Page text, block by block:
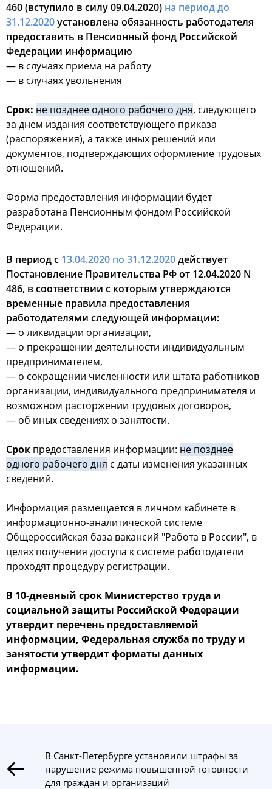
460 (вступило в силу 09.04.2020) на период до
31.12.2020установлена обязанность работодателя
предоставить в Пенсионный фонд Российской
Федерации информацию
— в случаях приема на работу
— в случаях увольнения
Срок: не позднее одного рабочего дня, следующего
за днем издания соответствующего приказа
(распоряжения), а также иных решений или
документов, подтверждающих оформление трудовых
отношений.
Форма предоставления информации будет
разработана Пенсионным фондом Российской
Федерации.
В период с 13.04.2020 по 31.12.2020действует
Постановление Правительства РФ от 12.04.2020 N
486, в соответствии с которым утверждаются
временные правила предоставления
работодателями следующей информации:
— о ликвидации организации,
— о прекращении деятельности индивидуальным
предпринимателем,
— о сокращении численности или штата работников
организации, индивидуального предпринимателя и
возможном расторжении трудовых договоров,
— об иных сведениях о занятости.
Срок предоставления информации: не позднее
одного рабочего дня с даты изменения указанных
сведений.
Информация размещается в личном кабинете в
информационно-аналитической системе
Общероссийская база вакансий "Работа в России", в
целях получения доступа к системе работодатели
проходят процедуру регистрации.
В 10-дневный срок Министерство труда и
социальной защиты Российской Федерации
утвердит перечень предоставляемой
информации, Федеральная служба по труду и
занятости утвердит форматы данных
информации.
В Санкт-Петербурге установили штрафы за
нарушение режима повышенной готовности
для граждан и организаций